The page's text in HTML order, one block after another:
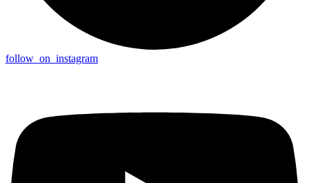
follow_on_instagram